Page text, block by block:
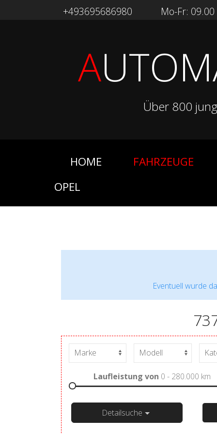
+493695686980 Mo-Fr:
A
Über 800
HOME
FAHRZEUGE
OPEL
Eventuell wurde
Laufleistung von 0 - 280.000 km
Detailsuche